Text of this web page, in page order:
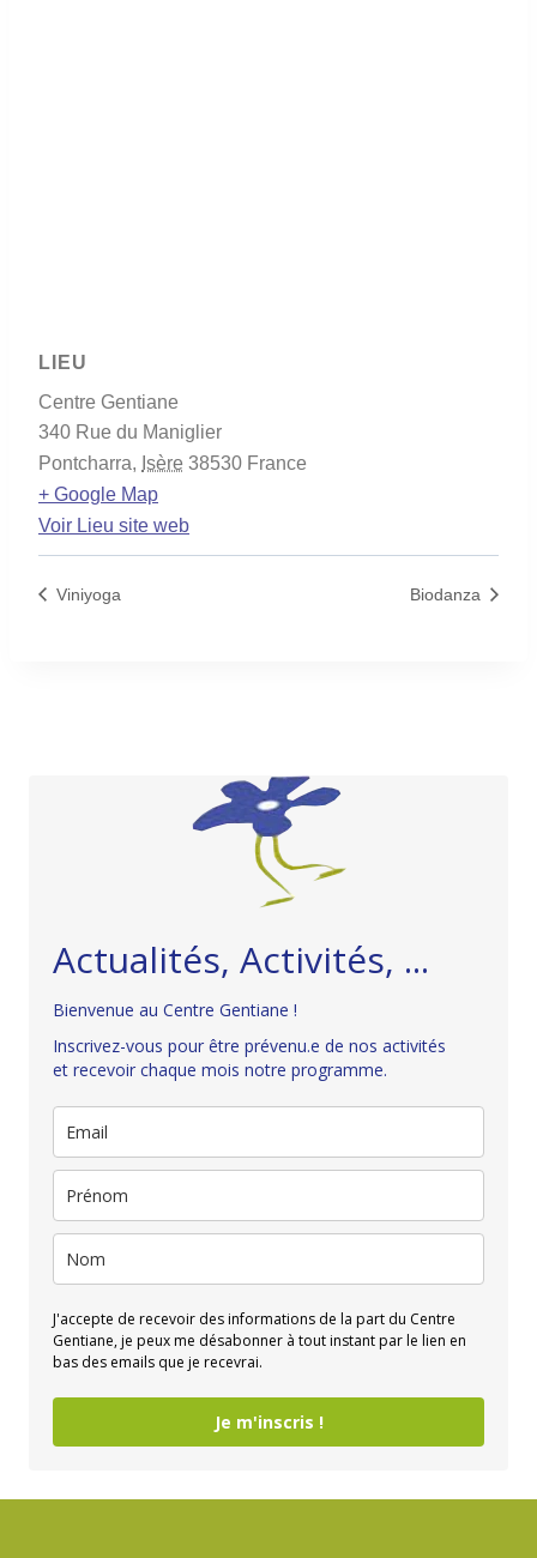
LIEU
Centre Gentiane
340 Rue du Maniglier
Pontcharra, Isère 38530 France
+ Google Map
Voir Lieu site web
Viniyoga Biodanza
Actualités, Activités, ...
Bienvenue au Centre Gentiane !
Inscrivez-vous pour être prévenu.e de nos activités
et recevoir chaque mois notre programme.
J'accepte de recevoir des informations de la part du Centre
Gentiane, je peux me désabonner à tout instant par le lien en
bas des emails que je recevrai.
Je m'inscris !